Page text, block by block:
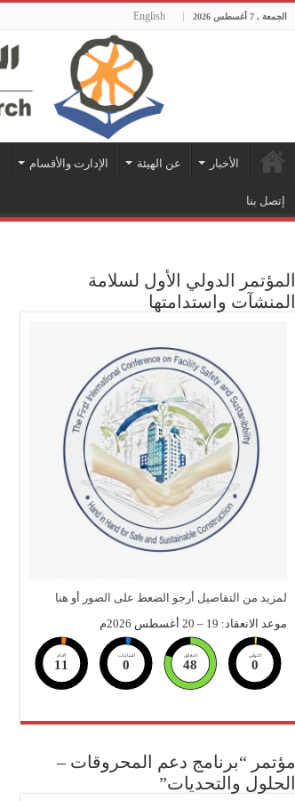
الجمعة , 7 أغسطس 2026 English
الأخبار عن الهيئة الإدارت والأقسام
إتصل بنا
المؤتمر الدولي الأول لسلامة
المنشآت واستدامتها
لمزيد من التفاصيل أرجو الضعط على الصور أو هنا
موعد الانعقاد: 19 – 20 أغسطس 2026م
الايام
11
الساعات
0
الدقائق
48
الثواني
0
مؤتمر “برنامج دعم المحروقات –
الحلول والتحديات”